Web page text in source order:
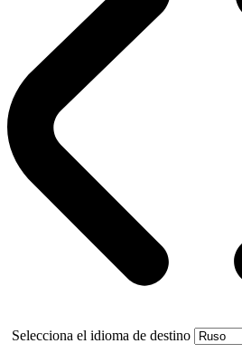
Selecciona el idioma de destino